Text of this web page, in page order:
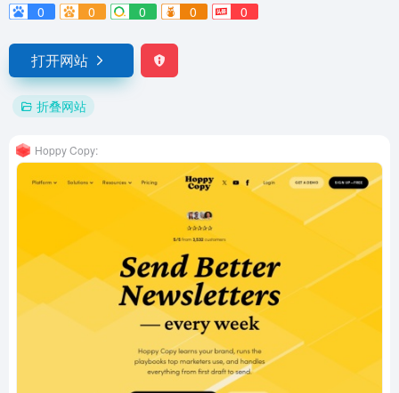
0
0 0 0 0
打开网站
折叠网站
Hoppy Copy: